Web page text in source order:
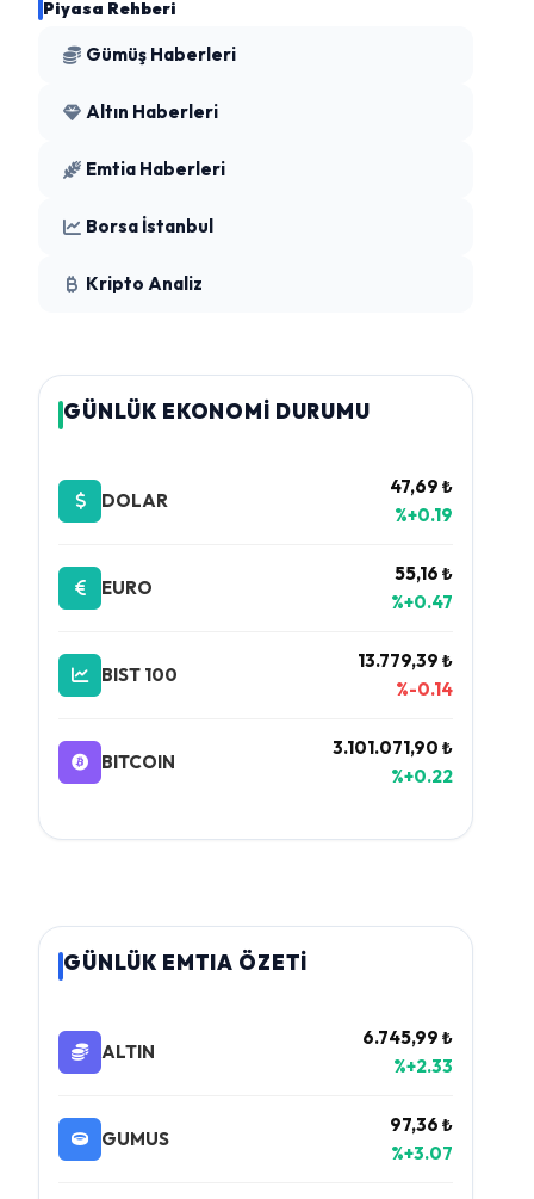
Piyasa Rehberi
Gümüş Haberleri
Altın Haberleri
Emtia Haberleri
Borsa İstanbul
Kripto Analiz
GÜNLÜK EKONOMİ DURUMU
DOLAR
47,69 ₺
%+0.19
EURO
55,16 ₺
%+0.47
BIST 100
13.779,39 ₺
%-0.14
BITCOIN
3.101.071,90 ₺
%+0.22
GÜNLÜK EMTIA ÖZETİ
ALTIN
6.745,99 ₺
%+2.33
GUMUS
97,36 ₺
%+3.07